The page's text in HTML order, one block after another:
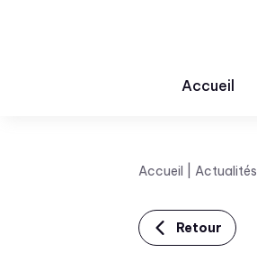
Accueil
Accueil Actualités
Retour